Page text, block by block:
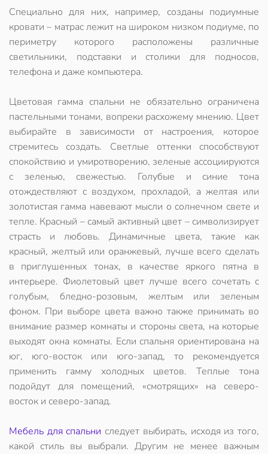
Специально для них, например, созданы подиумные
кровати – матрас лежит на широком низком подиуме, по
периметру которого расположены различные
светильники, подставки и столики для подносов,
телефона и даже компьютера.
Цветовая гамма спальни не обязательно ограничена
пастельными тонами, вопреки расхожему мнению. Цвет
выбирайте в зависимости от настроения, которое
стремитесь создать. Светлые оттенки способствуют
спокойствию и умиротворению, зеленые ассоциируются
с зеленью, свежестью. Голубые и синие тона
отождествляют с воздухом, прохладой, а желтая или
золотистая гамма навевают мысли о солнечном свете и
тепле. Красный – самый активный цвет – символизирует
страсть и любовь. Динамичные цвета, такие как
красный, желтый или оранжевый, лучше всего сделать
в приглушенных тонах, в качестве яркого пятна в
интерьере. Фиолетовый цвет лучше всего сочетать с
голубым, бледно-розовым, желтым или зеленым
фоном. При выборе цвета важно также принимать во
внимание размер комнаты и стороны света, на которые
выходят окна комнаты. Если спальня ориентирована на
юг, юго-восток или юго-запад, то рекомендуется
применить гамму холодных цветов. Теплые тона
подойдут для помещений, «смотрящих» на северо-
восток и северо-запад.
Мебель для спальни следует выбирать, исходя из того,
какой стиль вы выбрали. Другим не менее важным